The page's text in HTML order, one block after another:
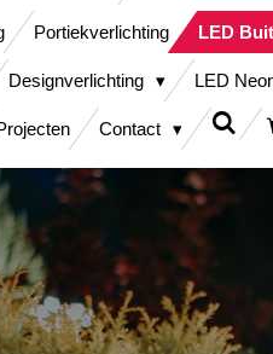
Portiekverlichting LED
Designverlichting LED
Contact